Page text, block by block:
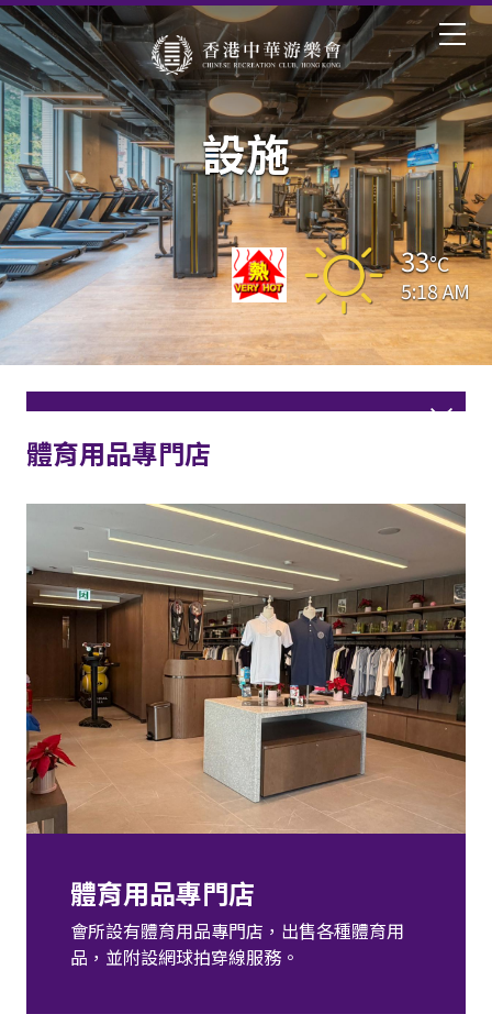
33°C
5:18 AM
設施
體育用品專門店
體育用品專門店
會所設有體育用品專門店，出售各種體育用
品，並附設網球拍穿線服務。